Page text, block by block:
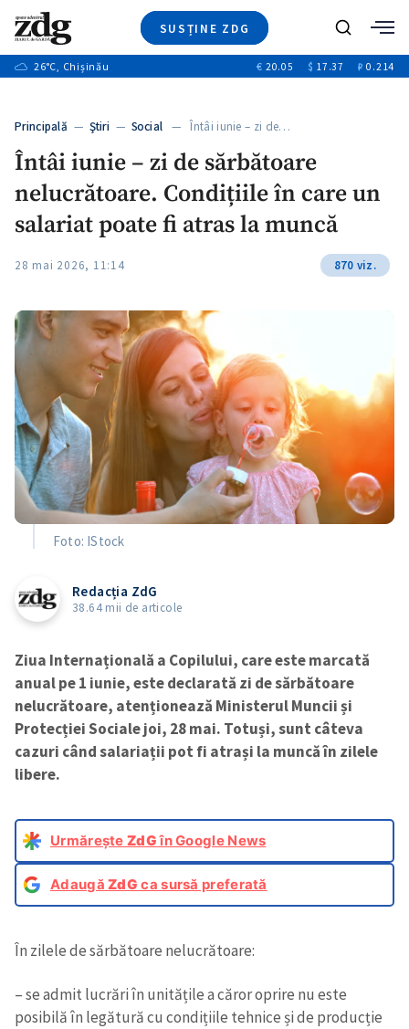
SUSȚINE ZDG
Ştiri
+9
Special
+1
Blog
ZdGust
Caută
26°C, Chișinău € 20.05 $ 17.37 ₽ 0.214
Principală — Ştiri — Social — Întâi iunie – zi de…
Întâi iunie – zi de sărbătoare
nelucrătoare. Condițiile în care un
salariat poate fi atras la muncă
28 mai 2026, 11:14 870 viz.
Foto: IStock
Redacția ZdG
38.64 mii de articole
Ziua Internațională a Copilului, care este marcată
anual pe 1 iunie, este declarată zi de sărbătoare
nelucrătoare, atenționează Ministerul Muncii și
Protecției Sociale joi, 28 mai. Totuși, sunt câteva
cazuri când salariații pot fi atrași la muncă în zilele
libere.
Urmărește ZdGîn Google News
AdaugăZdG ca sursă preferată
În zilele de sărbătoare nelucrătoare:
– se admit lucrări în unitățile a căror oprire nu este
posibilă în legătură cu condițiile tehnice și de producție